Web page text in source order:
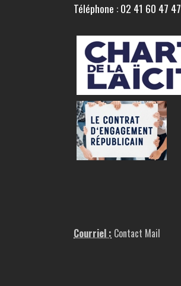
Téléphone : 02 41 60 47 47
Courriel : Contact Mail